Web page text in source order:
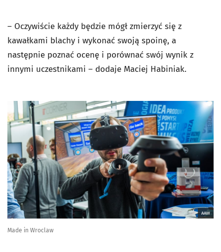
– Oczywiście każdy będzie mógł zmierzyć się z
kawałkami blachy i wykonać swoją spoinę, a
następnie poznać ocenę i porównać swój wynik z
innymi uczestnikami – dodaje Maciej Habiniak.
AAW
Made in Wroclaw